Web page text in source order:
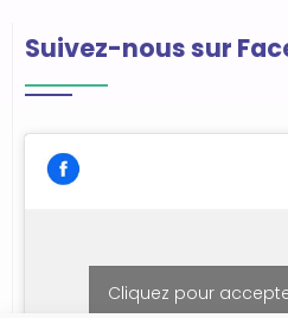
Suivez-nous sur
Cliquez pour